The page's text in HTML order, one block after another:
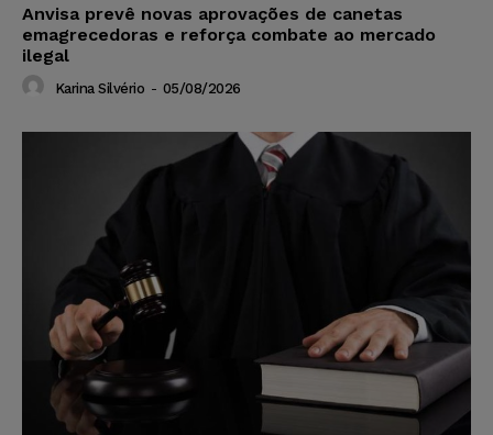
Anvisa prevê novas aprovações de canetas
emagrecedoras e reforça combate ao mercado
ilegal
Karina Silvério - 05/08/2026